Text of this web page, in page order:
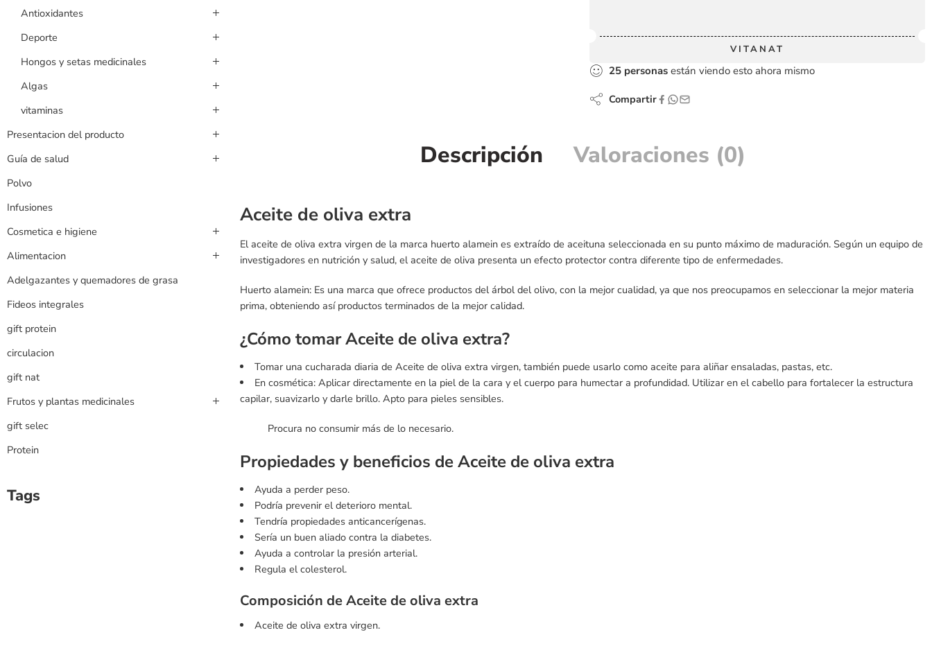
VITANAT
25 personas están viendo esto ahora mismo
Compartir
Descripción Valoraciones (0)
Aceite de oliva extra
El aceite de oliva extra virgen de la marca huerto alamein es extraído de aceituna seleccionada en su punto máximo de maduración. Según un equipo de
investigadores en nutrición y salud, el aceite de oliva presenta un efecto protector contra diferente tipo de enfermedades.
Huerto alamein: Es una marca que ofrece productos del árbol del olivo, con la mejor cualidad, ya que nos preocupamos en seleccionar la mejor materia
prima, obteniendo así productos terminados de la mejor calidad.
¿Cómo tomar Aceite de oliva extra?
Tomar una cucharada diaria de Aceite de oliva extra virgen, también puede usarlo como aceite para aliñar ensaladas, pastas, etc.
En cosmética: Aplicar directamente en la piel de la cara y el cuerpo para humectar a profundidad. Utilizar en el cabello para fortalecer la estructura
capilar, suavizarlo y darle brillo. Apto para pieles sensibles.
Procura no consumir más de lo necesario.
Propiedades y beneficios deAceite de oliva extra
Ayuda a perder peso.
Podría prevenir el deterioro mental.
Tendría propiedades anticancerígenas.
Sería un buen aliado contra la diabetes.
Ayuda a controlar la presión arterial.
Regula el colesterol.
Composición de Aceite de oliva extra
Aceite de oliva extra virgen.
Antioxidantes
Deporte
Hongos y setas medicinales
Algas
vitaminas
Presentacion del producto
Guía de salud
Polvo
Infusiones
Cosmetica e higiene
Alimentacion
Adelgazantes y quemadores de grasa
Fideos integrales
gift protein
circulacion
gift nat
Frutos y plantas medicinales
gift selec
Protein
Tags